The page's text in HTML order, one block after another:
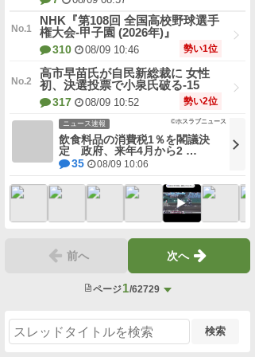
NHK『第108回 全国高校野球選手
権大会-甲子園 (2026年)』
310 08/09 10:46 勢い1位
高市早苗氏が自民新総裁に 女性
初、決選投票で小泉氏破る-15
317 08/09 10:52 勢い2位
飲食料品の消費税1％を閣議決
定 政府、来年4月から2 …
35
08/09 10:06
ニュース速報 ©ホスラブニュース
前へ 次へ
ページ1 /62729
検索